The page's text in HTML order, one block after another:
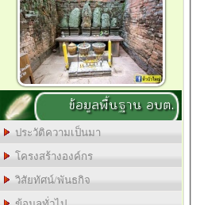
ข้อมูลพื้นฐาน อบต.
ประวัติความเป็นมา
โครงสร้างองค์กร
วิสัยทัศน์/พันธกิจ